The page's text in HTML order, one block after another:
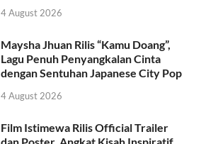
4 August 2026
Maysha Jhuan Rilis “Kamu Doang”,
Lagu Penuh Penyangkalan Cinta
dengan Sentuhan Japanese City Pop
4 August 2026
Film Istimewa Rilis Official Trailer